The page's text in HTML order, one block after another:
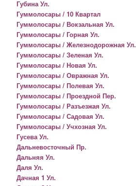
Губина Ул.
Гуммолосары / 10 Квартал
Гуммолосары / Вокзальная Ул.
Гуммолосары / Горная Ул.
Гуммолосары / Железнодорожная Ул.
Гуммолосары / Зеленая Ул.
Гуммолосары / Новая Ул.
Гуммолосары / Овражная Ул.
Гуммолосары / Полевая Ул.
Гуммолосары / Проездной Пер.
Гуммолосары / Разъезжая Ул.
Гуммолосары / Садовая Ул.
Гуммолосары / Учхозная Ул.
Гусева Ул.
Дальневосточный Пр.
Дальняя Ул.
Даля Ул.
Дачная 1 Ул.